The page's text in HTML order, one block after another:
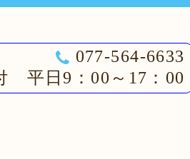
077-564-6633
平日9：00～17：00